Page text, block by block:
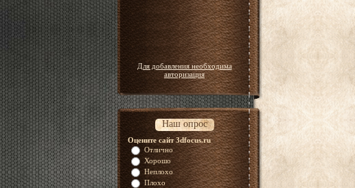
Для добавления необходима
авторизация
Наш опрос
Оцените сайт 3dfocus.ru
Отлично
Хорошо
Неплохо
Плохо